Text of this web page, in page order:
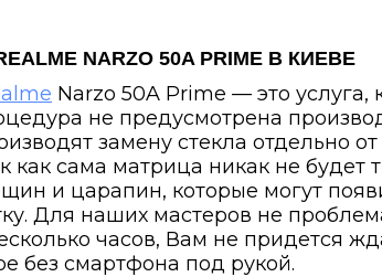
NARZO 50A PRIME В КИЕВЕ
Narzo 50A Prime — это услуга,
не предусмотрена
замену стекла отдельно
как сама матрица никак не
и царапин, которые могут
Для наших мастеров не
часов, Вам не придется
без смартфона под рукой.